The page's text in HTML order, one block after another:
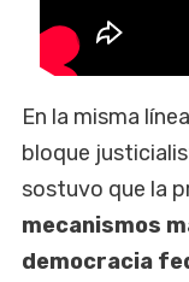
En la misma
bloque
sostuvo que la
mecanismos
democracia